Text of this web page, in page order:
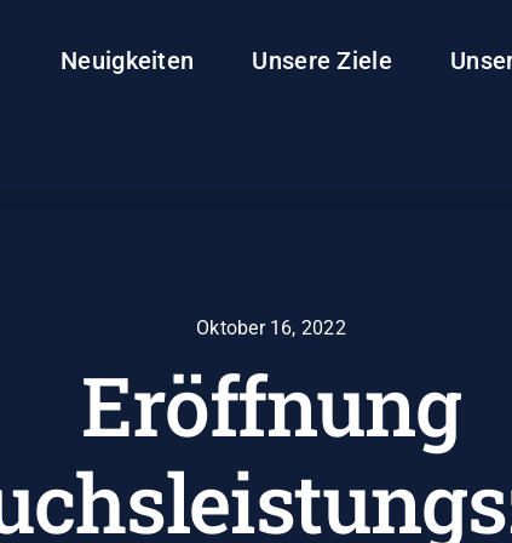
Neuigkeiten Unsere Ziele
Oktober 16, 2022
Eröffnung